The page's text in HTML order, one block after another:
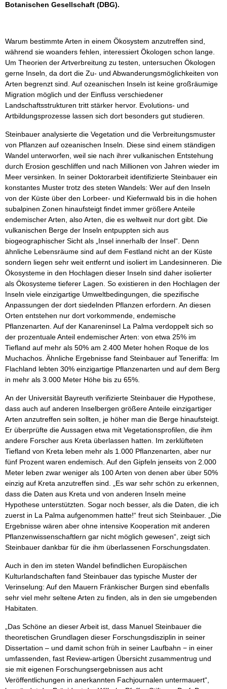
Botanischen Gesellschaft (DBG).
Warum bestimmte Arten in einem Ökosystem anzutreffen sind,
während sie woanders fehlen, interessiert Ökologen schon lange.
Um Theorien der Artverbreitung zu testen, untersuchen Ökologen
gerne Inseln, da dort die Zu- und Abwanderungsmöglichkeiten von
Arten begrenzt sind. Auf ozeanischen Inseln ist keine großräumige
Migration möglich und der Einfluss verschiedener
Landschaftsstrukturen tritt stärker hervor. Evolutions- und
Artbildungsprozesse lassen sich dort besonders gut studieren.
Steinbauer analysierte die Vegetation und die Verbreitungsmuster
von Pflanzen auf ozeanischen Inseln. Diese sind einem ständigen
Wandel unterworfen, weil sie nach ihrer vulkanischen Entstehung
durch Erosion geschliffen und nach Millionen von Jahren wieder im
Meer versinken. In seiner Doktorarbeit identifizierte Steinbauer ein
konstantes Muster trotz des steten Wandels: Wer auf den Inseln
von der Küste über den Lorbeer- und Kiefernwald bis in die hohen
subalpinen Zonen hinaufsteigt findet immer größere Anteile
endemischer Arten, also Arten, die es weltweit nur dort gibt. Die
vulkanischen Berge der Inseln entpuppten sich aus
biogeographischer Sicht als „Insel innerhalb der Insel“. Denn
ähnliche Lebensräume sind auf dem Festland nicht an der Küste
sondern liegen sehr weit entfernt und isoliert im Landesinneren. Die
Ökosysteme in den Hochlagen dieser Inseln sind daher isolierter
als Ökosysteme tieferer Lagen. So existieren in den Hochlagen der
Inseln viele einzigartige Umweltbedingungen, die spezifische
Anpassungen der dort siedelnden Pflanzen erfordern. An diesen
Orten entstehen nur dort vorkommende, endemische
Pflanzenarten. Auf der Kanareninsel La Palma verdoppelt sich so
der prozentuale Anteil endemischer Arten: von etwa 25% im
Tiefland auf mehr als 50% am 2.400 Meter hohen Roque de los
Muchachos. Ähnliche Ergebnisse fand Steinbauer auf Teneriffa: Im
Flachland lebten 30% einzigartige Pflanzenarten und auf dem Berg
in mehr als 3.000 Meter Höhe bis zu 65%.
An der Universität Bayreuth verifizierte Steinbauer die Hypothese,
dass auch auf anderen Inselbergen größere Anteile einzigartiger
Arten anzutreffen sein sollten, je höher man die Berge hinaufsteigt.
Er überprüfte die Aussagen etwa mit Vegetationsprofilen, die ihm
andere Forscher aus Kreta überlassen hatten. Im zerklüfteten
Tiefland von Kreta leben mehr als 1.000 Pflanzenarten, aber nur
fünf Prozent waren endemisch. Auf den Gipfeln jenseits von 2.000
Meter leben zwar weniger als 100 Arten von denen aber über 50%
einzig auf Kreta anzutreffen sind. „Es war sehr schön zu erkennen,
dass die Daten aus Kreta und von anderen Inseln meine
Hypothese unterstützten. Sogar noch besser, als die Daten, die ich
zuerst in La Palma aufgenommen hatte!“ freut sich Steinbauer. „Die
Ergebnisse wären aber ohne intensive Kooperation mit anderen
Pflanzenwissenschaftlern gar nicht möglich gewesen“, zeigt sich
Steinbauer dankbar für die ihm überlassenen Forschungsdaten.
Auch in den im steten Wandel befindlichen Europäischen
Kulturlandschaften fand Steinbauer das typische Muster der
Verinselung: Auf den Mauern Fränkischer Burgen sind ebenfalls
sehr viel mehr seltene Arten zu finden, als in den sie umgebenden
Habitaten.
„Das Schöne an dieser Arbeit ist, dass Manuel Steinbauer die
theoretischen Grundlagen dieser Forschungsdisziplin in seiner
Dissertation – und damit schon früh in seiner Laufbahn − in einer
umfassenden, fast Review-artigen Übersicht zusammentrug und
sie mit eigenen Forschungsergebnissen aus acht
Veröffentlichungen in anerkannten Fachjournalen untermauert“,